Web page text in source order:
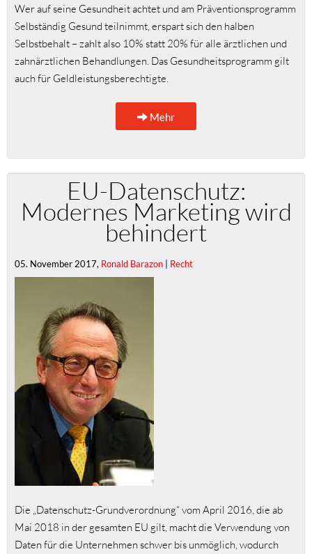
Wer auf seine Gesundheit achtet und am Präventionsprogramm
Selbständig Gesund teilnimmt, erspart sich den halben
Selbstbehalt – zahlt also 10% statt 20% für alle ärztlichen und
zahnärztlichen Behandlungen. Das Gesundheitsprogramm gilt
auch für Geldleistungsberechtigte.
Mehr
EU-Datenschutz:
Modernes Marketing wird
behindert
05. November 2017, Ronald Barazon | Recht
Die „Datenschutz-Grundverordnung“ vom April 2016, die ab
Mai 2018 in der gesamten EU gilt, macht die Verwendung von
Daten für die Unternehmen schwer bis unmöglich, wodurch